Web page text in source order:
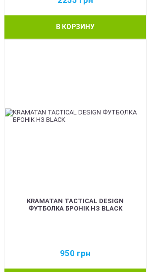
В КОРЗИНУ
KRAMATAN TACTICAL DESIGN
ФУТБОЛКА БРОНІК НЗ BLACK
950 грн